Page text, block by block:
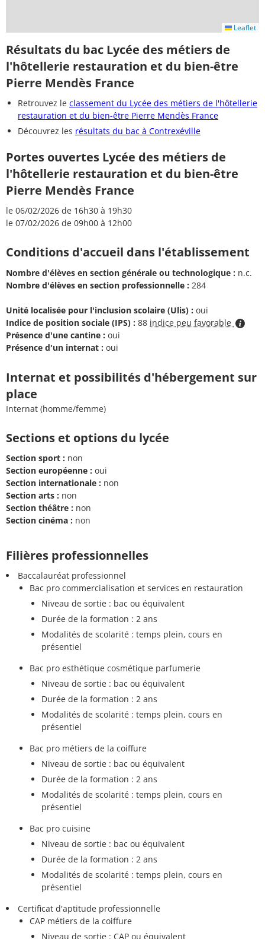
Leaflet
Résultats du bac Lycée des métiers de
l'hôtellerie restauration et du bien-être
Pierre Mendès France
Retrouvez le classement du Lycée des métiers de l'hôtellerie
restauration et du bien-être Pierre Mendès France
Découvrez les résultats du bac à Contrexéville
Portes ouvertes Lycée des métiers de
l'hôtellerie restauration et du bien-être
Pierre Mendès France
le 06/02/2026 de 16h30 à 19h30
le 07/02/2026 de 09h00 à 12h00
Conditions d'accueil dans l'établissement
Nombre d'élèves en section générale ou technologique : n.c.
Nombre d'élèves en section professionnelle : 284
Unité localisée pour l'inclusion scolaire (Ulis) : oui
Indice de position sociale (IPS) : 88 indice peu favorable
Présence d'une cantine : oui
Présence d'un internat : oui
Internat et possibilités d'hébergement sur
place
Internat (homme/femme)
Sections et options du lycée
Section sport : non
Section européenne : oui
Section internationale : non
Section arts : non
Section théâtre : non
Section cinéma : non
Filières professionnelles
Baccalauréat professionnel
Bac pro commercialisation et services en restauration
Niveau de sortie : bac ou équivalent
Durée de la formation : 2 ans
Modalités de scolarité : temps plein, cours en
présentiel
Bac pro esthétique cosmétique parfumerie
Niveau de sortie : bac ou équivalent
Durée de la formation : 2 ans
Modalités de scolarité : temps plein, cours en
présentiel
Bac pro métiers de la coiffure
Niveau de sortie : bac ou équivalent
Durée de la formation : 2 ans
Modalités de scolarité : temps plein, cours en
présentiel
Bac pro cuisine
Niveau de sortie : bac ou équivalent
Durée de la formation : 2 ans
Modalités de scolarité : temps plein, cours en
présentiel
Certificat d'aptitude professionnelle
CAP métiers de la coiffure
Niveau de sortie : CAP ou équivalent